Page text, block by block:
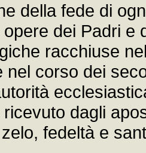
della fede di
dei Padri e
racchiuse
nel corso dei
dagli
fedeltà e